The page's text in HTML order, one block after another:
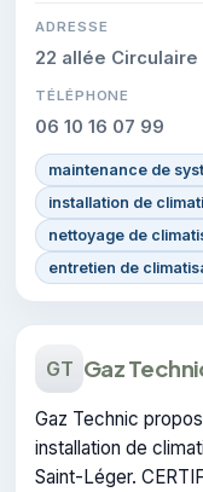
ADRESSE
22 allée
TÉLÉPHONE
06 10 16 07 99
maintenance de
installation de
nettoyage de
entretien de
GT Gaz
Gaz Technic
installation de
Saint-Léger.